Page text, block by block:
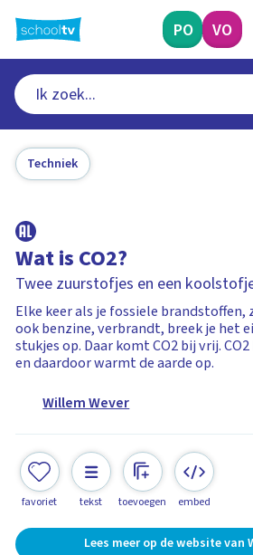
naar
hoofdinhoud
PO VO
Techniek
Wat is CO2?
Twee zuurstofjes en een
Elke keer als je fossiele
ook benzine, verbrandt, breek je het
stukjes op. Daar komt CO2 bij vrij.
en daardoor warmt de aarde op.
Willem Wever
favoriet tekst toevoegen embed
Lees meer op de website van